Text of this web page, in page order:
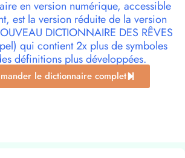
en version numérique, accessible
est la version réduite de la version
DICTIONNAIRE DES RÊVES
qui contient 2x plus de symboles
définitions plus développées.
le dictionnaire complet